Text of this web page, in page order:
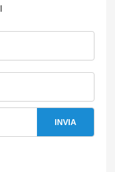
INVIA